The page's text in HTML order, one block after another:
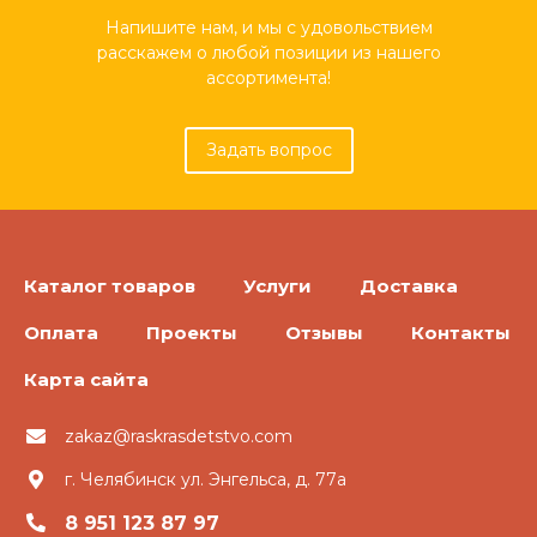
Напишите нам, и мы с удовольствием
расскажем о любой позиции из нашего
ассортимента!
Задать вопрос
Каталог товаров Услуги Доставка
Оплата Проекты Отзывы Контакты
Карта сайта
zakaz@raskrasdetstvo.com
г. Челябинск ул. Энгельса, д. 77а
8 951 123 87 97